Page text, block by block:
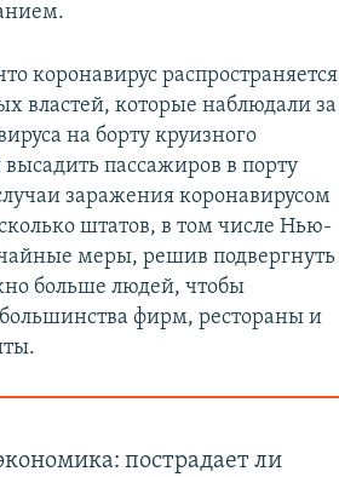
коронавирус распространяется
властей, которые наблюдали за
на борту круизного
пассажиров в порту
заражения коронавирусом
штатов, в том числе Нью-
меры, решив подвергнуть
больше людей, чтобы
фирм, рестораны и
пострадает ли